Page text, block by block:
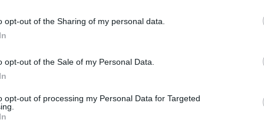
opt-out of the Sharing of my personal data.
opt-out of the Sale of my Personal Data.
opt-out of processing my Personal Data for Targeted
πρόστιμα και τις προβλεπόμενες κυρώσεις
όσο και για τη μη τήρηση των μέτρων καθαρισμού,
Δήμο για την άμεση αποκατάσταση.
οι κυρώσεις